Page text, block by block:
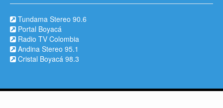
Tundama Stereo 90.6
Portal Boyacá
Radio TV Colombia
Andina Stereo 95.1
Cristal Boyacá 98.3